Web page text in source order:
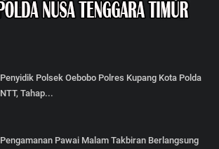
Penyidik Polsek Oebobo Polres Kupang Kota Polda
NTT, Tahap...
Pengamanan Pawai Malam Takbiran Berlangsung